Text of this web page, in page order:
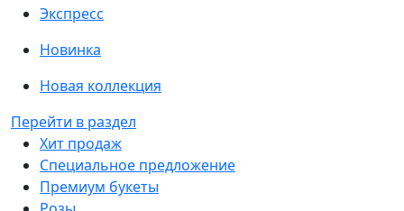
Экспресс
Новинка
Новая коллекция
Перейти в раздел
Хит продаж
Специальное предложение
Премиум букеты